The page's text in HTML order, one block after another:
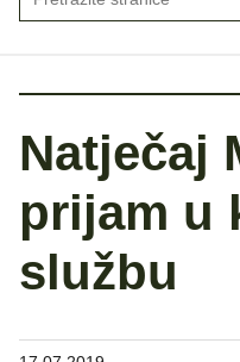
Natječaj
prijam u
službu